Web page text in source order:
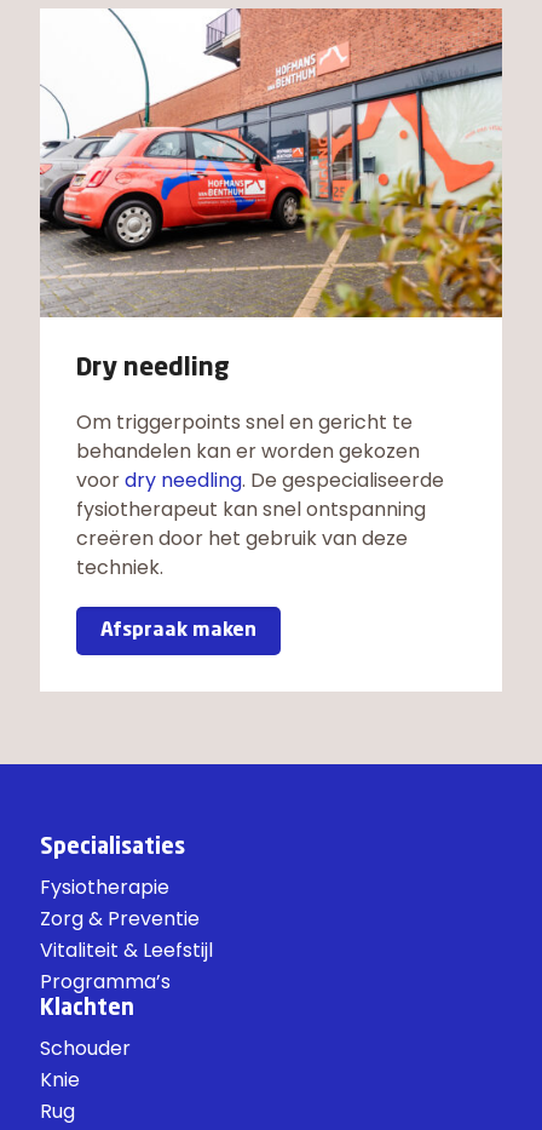
Dry needling
Om triggerpoints snel en gericht te
behandelen kan er worden gekozen
voordry needling. De gespecialiseerde
fysiotherapeut kan snel ontspanning
creëren door het gebruik van deze
techniek.
Afspraak maken
Specialisaties
Fysiotherapie
Zorg & Preventie
Vitaliteit & Leefstijl
Programma’s
Klachten
Schouder
Knie
Rug